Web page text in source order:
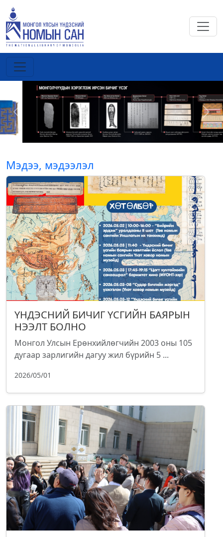
Previous Next
Мэдээ, мэдээлэл
ҮНДЭСНИЙ БИЧИГ ҮСГИЙН БАЯРЫН
НЭЭЛТ БОЛНО
Монгол Улсын Ерөнхийлөгчийн 2003 оны 105
дугаар зарлигийн дагуу жил бүрийн 5 ...
2026/05/01